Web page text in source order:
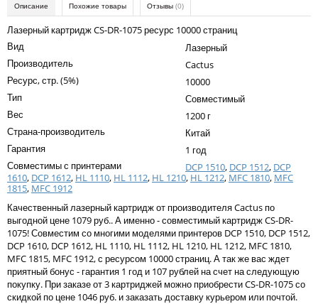
Kyocera
Lexmark
OKI
Panasonic
Samsung
Sharp
Toshiba
Xerox
Для франкировальной машины
Ленточные картриджи
Тонер и девелопер
Описание Похожие товары Отзывы (0)
Лазерный картридж CS-DR-1075 ресурс 10000 страниц
Вид
Лазерный
Производитель
Cactus
Ресурс, стр. (5%)
10000
Тип
Совместимый
Вес
1200 г
Страна-производитель
Китай
Гарантия
1 год
Совместимы с принтерами
DCP 1510, DCP 1512, DCP
1610, DCP 1612, HL 1110, HL 1112, HL 1210, HL 1212, MFC 1810, MFC
1815, MFC 1912
Качественный лазерный картридж от производителя Cactus по
выгодной цене 1079 руб.. А именно - совместимый картридж CS-DR-
1075! Совместим со многими моделями принтеров DCP 1510, DCP 1512,
DCP 1610, DCP 1612, HL 1110, HL 1112, HL 1210, HL 1212, MFC 1810,
MFC 1815, MFC 1912, с ресурсом 10000 страниц. А так же вас ждет
приятный бонус - гарантия 1 год и 107 рублей на счет на следующую
покупку. При заказе от 3 картриджей можно приобрести CS-DR-1075 со
скидкой по цене 1046 руб. и заказать доставку курьером или почтой.